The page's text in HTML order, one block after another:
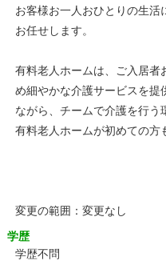
お客様お一人おひとりの生活
お任せします。
有料老人ホームは、ご入居者
め細やかな介護サービスを提
ながら、チームで介護を行う
有料老人ホームが初めての方
変更の範囲：変更なし
学歴
学歴不問